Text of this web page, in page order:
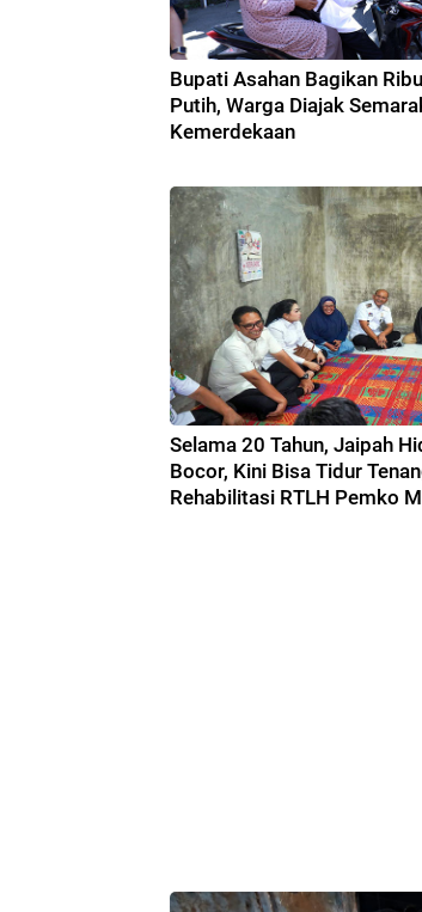
Bupati Asahan Bagikan
Putih, Warga Diajak
Kemerdekaan
Selama 20 Tahun, Jaipah
Bocor, Kini Bisa Tidur
Rehabilitasi RTLH Pemko